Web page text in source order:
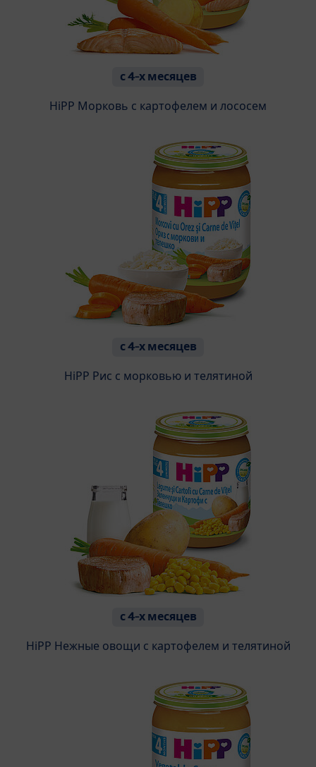
с 4-х месяцев
HiPP Морковь с картофелем и лососем
с 4-х месяцев
HiPP Рис с морковью и телятиной
с 4-х месяцев
HiPP Нежные овощи с картофелем и телятиной